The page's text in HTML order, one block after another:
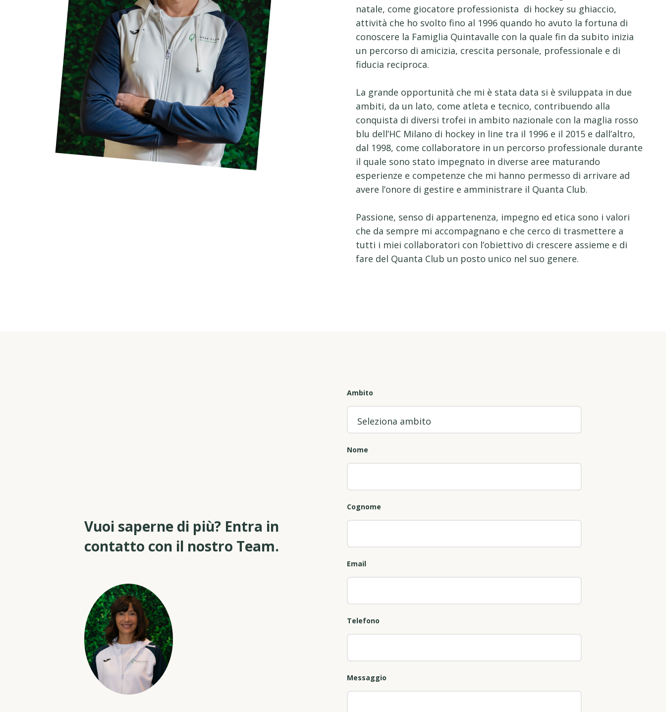
natale, come giocatore professionista di hockey su ghiaccio,
attività che ho svolto fino al 1996 quando ho avuto la fortuna di
conoscere la Famiglia Quintavalle con la quale fin da subito inizia
un percorso di amicizia, crescita personale, professionale e di
fiducia reciproca.
La grande opportunità che mi è stata data si è sviluppata in due
ambiti, da un lato, come atleta e tecnico, contribuendo alla
conquista di diversi trofei in ambito nazionale con la maglia rosso
blu dell’HC Milano di hockey in line tra il 1996 e il 2015 e dall’altro,
dal 1998, come collaboratore in un percorso professionale durante
il quale sono stato impegnato in diverse aree maturando
esperienze e competenze che mi hanno permesso di arrivare ad
avere l’onore di gestire e amministrare il Quanta Club.
Passione, senso di appartenenza, impegno ed etica sono i valori
che da sempre mi accompagnano e che cerco di trasmettere a
tutti i miei collaboratori con l’obiettivo di crescere assieme e di
fare del Quanta Club un posto unico nel suo genere.
Vuoi saperne di più? Entra in
contatto con il nostro Team.
Ambito
Nome
Cognome
Email
Telefono
Messaggio